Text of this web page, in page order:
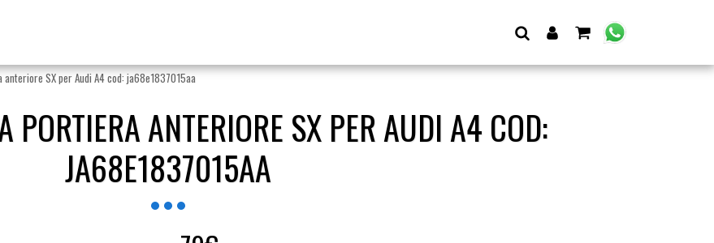
SX per Audi A4 cod: ja68e1837015aa
PORTIERA ANTERIORE SX PER AUDI A4 COD:
JA68E1837015AA